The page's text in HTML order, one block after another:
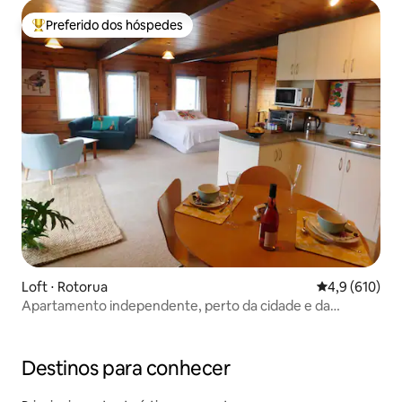
Entre os melhores preferidos dos hóspedes
Preferido dos hóspedes
Loft ⋅ Rotorua 4,9 de uma
4,9 (610)
Apartamento independente, perto da cidade e da
Destinos para conhecer